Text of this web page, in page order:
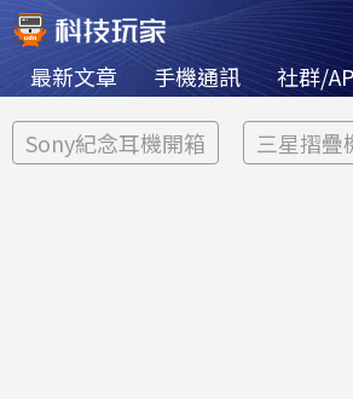
最新文章 手機通訊 社群/
Sony紀念耳機開箱 三星摺疊